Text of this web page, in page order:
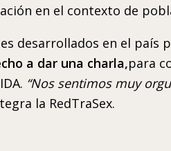
en el contexto de
desarrollados en el
a dar una charla,para
“Nos sentimos muy
la RedTraSex.